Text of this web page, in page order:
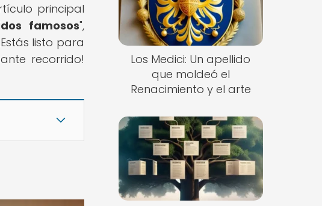
principal
famosos",
listo para
recorrido!
Los Medici: Un apellido
que moldeó el
Renacimiento y el arte